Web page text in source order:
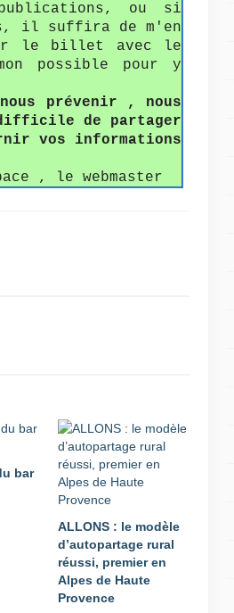
publications, ou si
il suffira de m'en
le billet avec le
possible pour y
prévenir , nous
de partager
vos informations
, le webmaster
bar
ALLONS : le modèle
d’autopartage rural
réussi, premier en
Alpes de Haute
Provence